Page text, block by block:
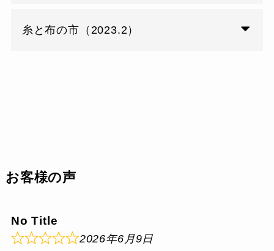
糸と布の市（2023.2）
お客様の声
No Title
2026年6月9日